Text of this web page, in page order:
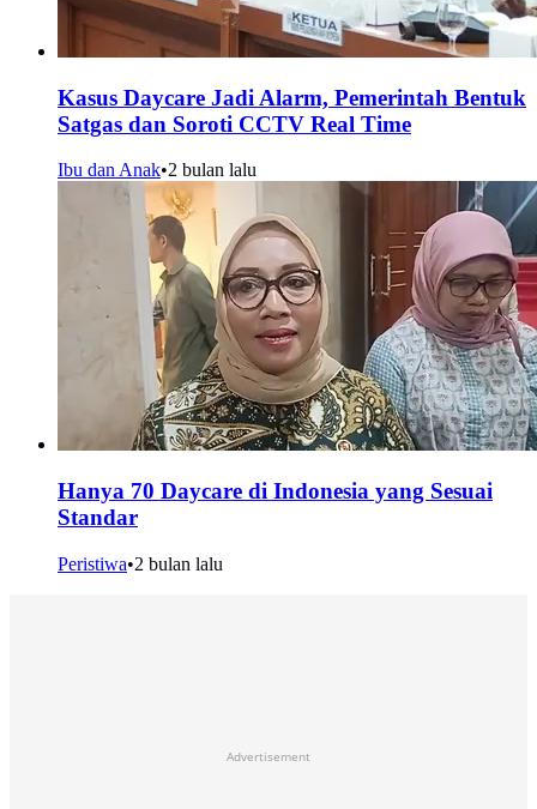
Kasus Daycare Jadi Alarm, Pemerintah Bentuk
Satgas dan Soroti CCTV Real Time
Ibu dan Anak•2 bulan lalu
Hanya 70 Daycare di Indonesia yang Sesuai
Standar
Peristiwa•2 bulan lalu
Advertisement